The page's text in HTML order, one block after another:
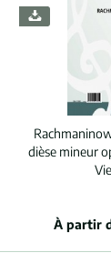
dièse mineur
À partir